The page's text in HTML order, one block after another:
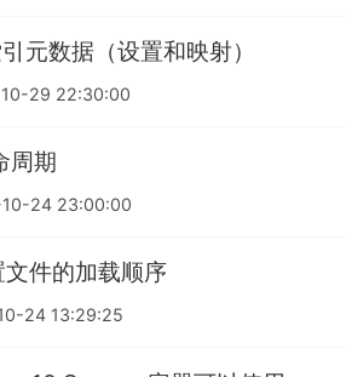
元数据（设置和映射）
29 22:30:00
周期
24 23:00:00
件的加载顺序
24 13:29:25